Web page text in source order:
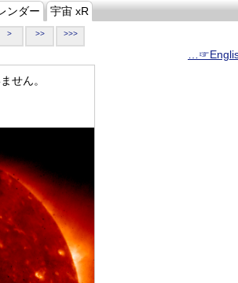
ンダー 宇宙 xR
> >> >>>
せん。